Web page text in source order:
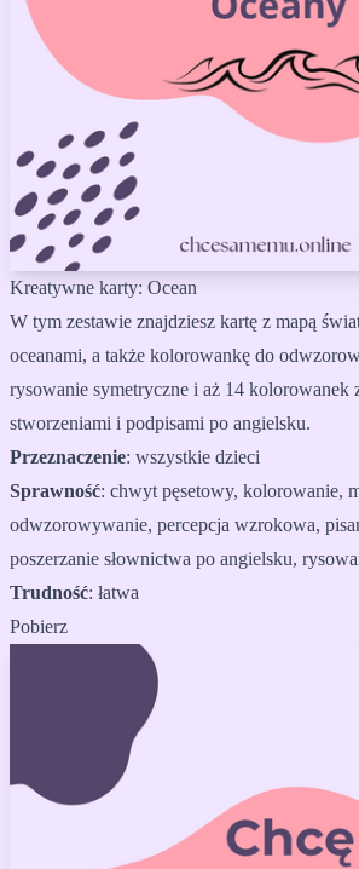
Kreatywne karty: Ocean
W tym zestawie znajdziesz kartę z mapą
oceanami, a także kolorowankę do
rysowanie symetryczne i aż 14 kolorowanek
stworzeniami i podpisami po angielsku.
Przeznaczenie: wszystkie dzieci
Sprawność: chwyt pęsetowy, kolorowanie,
odwzorowywanie, percepcja wzrokowa,
poszerzanie słownictwa po angielsku,
Trudność: łatwa
Pobierz